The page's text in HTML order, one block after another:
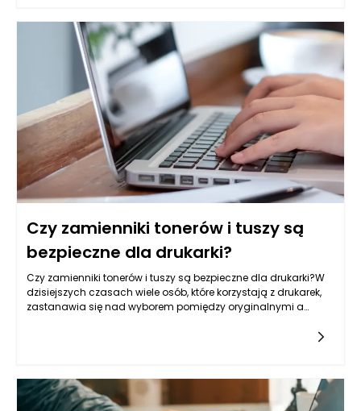
Czy zamienniki tonerów i tuszy są
bezpieczne dla drukarki?
Czy zamienniki tonerów i tuszy są bezpieczne dla drukarki?W
dzisiejszych czasach wiele osób, które korzystają z drukarek,
zastanawia się nad wyborem pomiędzy oryginalnymi a